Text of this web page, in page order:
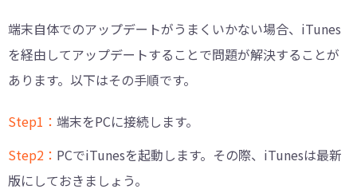
端末自体でのアップデートがうまくいかない場合、iTunes
を経由してアップデートすることで問題が解決することが
あります。以下はその手順です。
Step1： 端末をPCに接続します。
Step2： PCでiTunesを起動します。その際、iTunesは最新
版にしておきましょう。